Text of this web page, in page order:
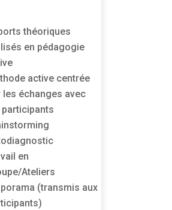
théoriques
en pédagogie
active centrée
les échanges avec
participants
en
Ateliers
(transmis aux